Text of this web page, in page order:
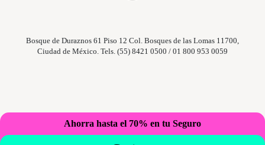
Ahorra hasta el 70% en tu Seguro
Bosque de Duraznos 61 Piso 12 Col. Bosques de las Lomas 11700,
Ciudad de México. Tels. (55) 8421 0500 / 01 800 953 0059